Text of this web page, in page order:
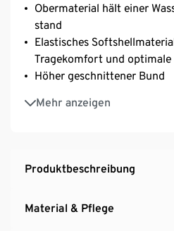
Obermaterial hält einer
stand
Elastisches
Tragekomfort und optimale
Höher geschnittener Bund
Mehr anzeigen
Bund mit Klettverschluss
Verdeckter Reißverschluss,
Wasserdichter Schneefang
Produktbeschreibung
Material & Pflege